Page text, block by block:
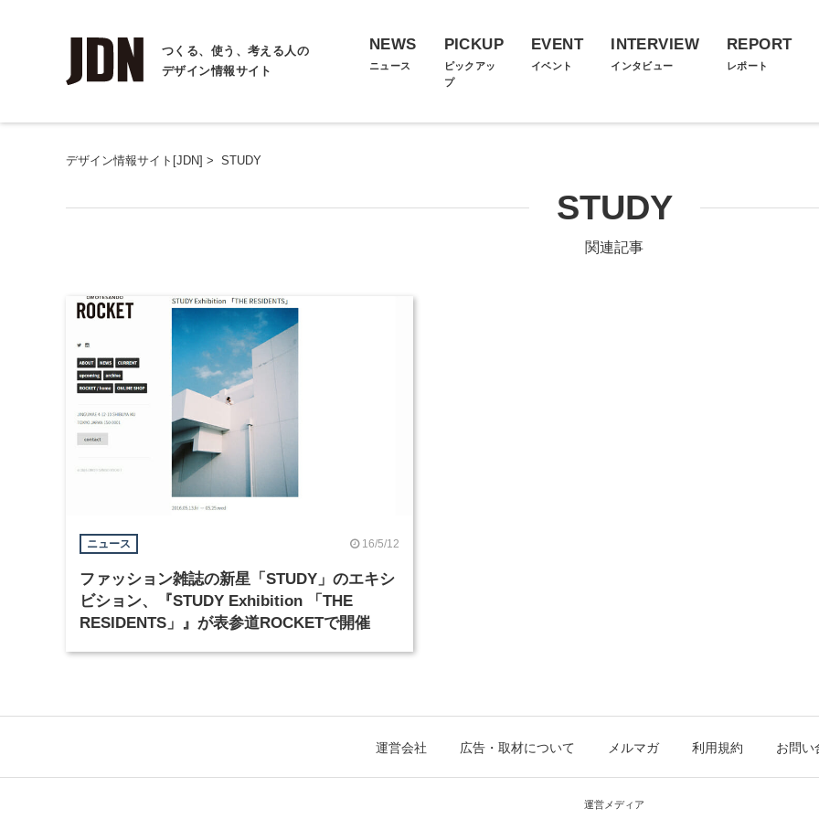
つくる、使う、考える人の
デザイン情報サイト
NEWS
ニュース
PICKUP
ピックアッ
プ
EVENT
イベント
INTERVIEW
インタビュー
REPORT
レポート
デザイン情報サイト[JDN] > STUDY
STUDY
関連記事
ニュース 16/5/12
ファッション雑誌の新星「STUDY」のエキシ
ビション、『STUDY Exhibition 「THE
RESIDENTS」』が表参道ROCKETで開催
運営会社 広告・取材について メルマガ 利用規約 お問い
運営メディア